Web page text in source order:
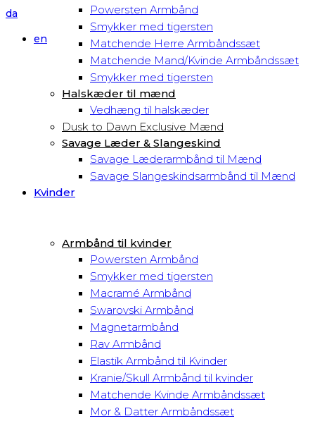
Powersten Armbånd
Smykker med tigersten
Matchende Herre Armbåndssæt
Matchende Mand/Kvinde Armbåndssæt
Smykker med tigersten
Halskæder til mænd
Vedhæng til halskæder
Dusk to Dawn Exclusive Mænd
Savage Læder & Slangeskind
Savage Læderarmbånd til Mænd
Savage Slangeskindsarmbånd til Mænd
Kvinder
Armbånd til kvinder
Powersten Armbånd
Smykker med tigersten
Macramé Armbånd
Swarovski Armbånd
Magnetarmbånd
Rav Armbånd
Elastik Armbånd til Kvinder
Kranie/Skull Armbånd til kvinder
Matchende Kvinde Armbåndssæt
Mor & Datter Armbåndssæt
da
en